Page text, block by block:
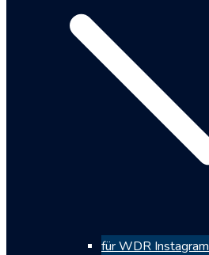
für WDR Instagram